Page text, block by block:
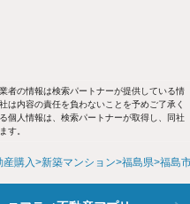
者の情報は検索パートナーが提供している情
は内容の責任を負わないことを予めご了承く
個人情報は、検索パートナーが取得し、同社
す。
産購入 新築マンション 福島県 福島